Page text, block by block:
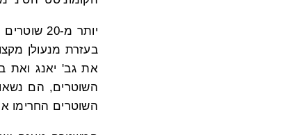
יותר מ-
את גב' יאנג ואת
השוטרים, הם
השוטרים החרימו